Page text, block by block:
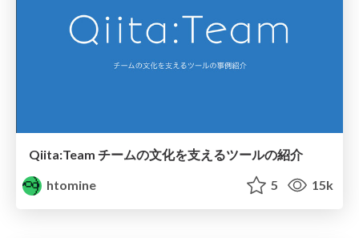
Qiita:Team チームの文化を支えるツールの紹介
htomine
5 15k